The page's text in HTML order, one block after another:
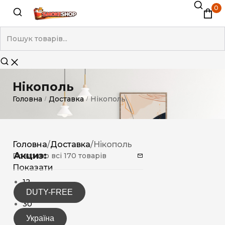
0
Нікополь
Головна / Доставка / Нікополь
Акциз:
DUTY-FREE
Україна
Головна/Доставка/Нікополь
Показано всі 170 товарів
Показати
12
15
30